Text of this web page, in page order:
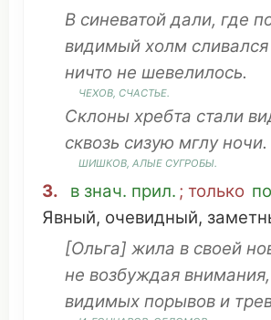
В синеватой дали, где
видимый холм сливался
ничто не шевелилось.
ЧЕХОВ, СЧАСТЬЕ.
Склоны хребта стали
сквозь сизую мглу ночи.
ШИШКОВ, АЛЫЕ СУГРОБЫ.
3. в знач. прил. ; только
Явный, очевидный,
[Ольга] жила в своей
не возбуждая внимания
видимых порывов и